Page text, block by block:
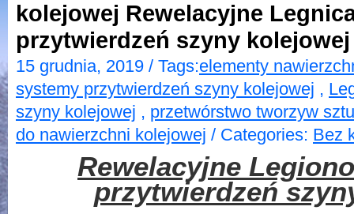
kolejowej Rewelacyjne
przytwierdzeń szyny
15 grudnia, 2019 / Tags:elementy
systemy przytwierdzeń szyny kolejowej ,
szyny kolejowej , przetwórstwo tworzyw
do nawierzchni kolejowej / Categories: Bez
Rewelacyjne
przytwierdzeń